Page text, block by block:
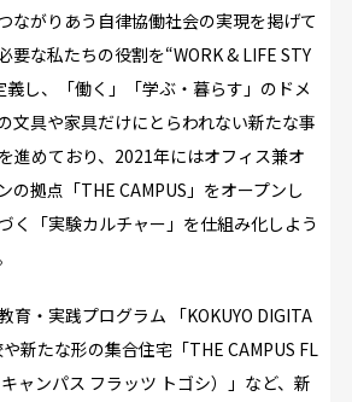
ながりあう自律協働社会の実現を掲げて
要な私たちの役割を“WORK & LIFE STY
し、「働く」「学ぶ・暮らす」のドメ
文具や家具だけにとらわれない新たな事
進めており、2021年にはオフィス兼オ
の拠点「THE CAMPUS」をオープンし
く「実験カルチャー」を仕組み化しよう
育・実践プログラム 「KOKUYO DIGITA
新たな形の集合住宅「THE CAMPUS FL
ャンパス フラッツ トゴシ）」など、新